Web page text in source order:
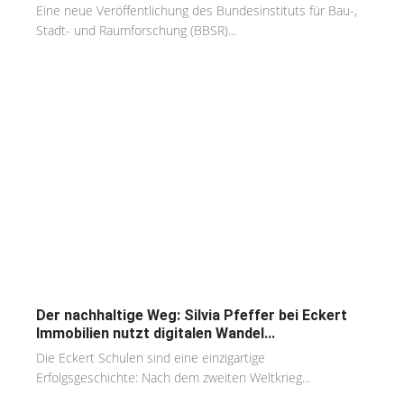
Eine neue Veröffentlichung des Bundesinstituts für Bau-,
Stadt- und Raumforschung (BBSR)...
Der nachhaltige Weg: Silvia Pfeffer bei Eckert
Immobilien nutzt digitalen Wandel...
Die Eckert Schulen sind eine einzigartige
Erfolgsgeschichte: Nach dem zweiten Weltkrieg...